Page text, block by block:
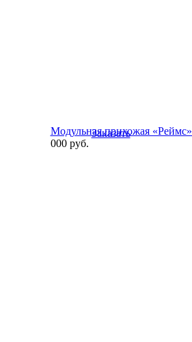
Модульная прихожая «Реймс»
000руб.
Заказать